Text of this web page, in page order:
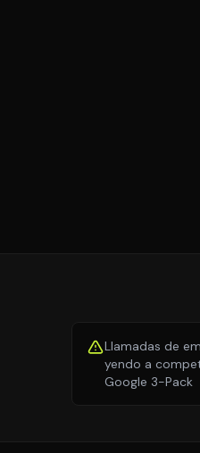
Llamadas de
yendo a
Google 3-Pack